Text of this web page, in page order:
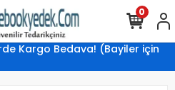
Kargo Bedava! (Bayiler için
0